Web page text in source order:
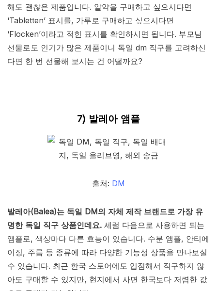
해도 괜찮은 제품입니다. 알약을 구매하고 싶으시다면
‘Tabletten’ 표시를, 가루로 구매하고 싶으시다면
‘Flocken’이라고 적힌 표시를 확인하시면 됩니다. 부모님
선물로도 인기가 많은 제품이니 독일 dm 직구를 고려하신
다면 한 번 선물해 보시는 건 어떨까요?
7) 발레아 앰플
출처: DM
발레아(Balea)는 독일 DM의 자체 제작 브랜드로 가장 유
명한 독일 직구 상품인데요. 세럼 다음으로 사용하면 되는
앰플로, 색상마다 다른 효능이 있습니다. 수분 앰플, 안티에
이징, 주름 등 종류에 따라 다양한 기능성 상품을 만나보실
수 있습니다. 최근 한국 스토어에도 입점해서 직구하지 않
아도 구매할 수 있지만, 현지에서 사면 한국보다 저렴한 값